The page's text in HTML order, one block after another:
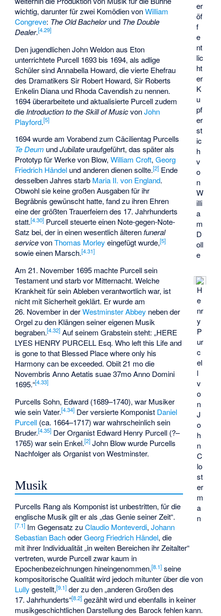
er
öf
f
e
nt
lic
ht
er
K
u
pf
er
st
ic
h
v
o
n
W
illi
a
m
D
oll
e
wichtig, darunter für zwei Komödien vonWilliam
Congreve: The Old Bachelorund The Double
Dealer.[4.29]
Den jugendlichenJohn Weldonaus Eton
unterrichtete Purcell 1693 bis 1694, als adlige
Schüler sind Annabella Howard, die vierte Ehefrau
des Dramatikers Sir Robert Howard, Sir Roberts
Enkelin Diana und Rhoda Cavendish zu nennen.
1694 überarbeitete und aktualisierte Purcell zudem
die Introduction to the Skill of MusicvonJohn
Playford.[5]
H
e
nr
y
P
ur
c
el
l
v
o
n
J
o
h
n
C
lo
st
er
m
a
n
1694 wurde am Vorabend zum Cäcilientag Purcells
Te Deum undJubilate uraufgeführt, das später als
Prototyp für Werke von Blow,William Croft,Georg
Friedrich Händel und anderen dienen sollte.[2] Ende
desselben Jahres starb Maria II. von England.
Obwohl sie keine großen Ausgaben für ihr
Begräbnis gewünscht hatte, fand zu ihren Ehren
eine der größten Trauerfeiern des 17. Jahrhunderts
statt.[4.30] Purcell steuerte einen Note-gegen-Note-
Satz bei, der in einen wesentlich älterenfuneral
servicevonThomas Morley eingefügt wurde,[5]
sowie einen Marsch.[4.31]
Am 21. November 1695 machte Purcell sein
Testament und starb vor Mitternacht. Welche
Krankheit für sein Ableben verantwortlich war, ist
nicht mit Sicherheit geklärt. Er wurde am
26. November in derWestminster Abbey neben der
Orgel zu den Klängen seiner eigenen Musik
begraben.[4.32] Auf seinem Grabstein steht: „HERE
LYES HENRY PURCELL Esq. Who left this Life and
is gone to that Blessed Place where only his
Harmony can be exceeded. Obiit 21 mo die
Novembris Anno Aetatis suae 37mo Anno Domini
1695.“[4.33]
Purcells Sohn, Edward (1689–1740), war Musiker
wie sein Vater.[4.34] Der versierte Komponist Daniel
Purcell (ca. 1664–1717) war wahrscheinlich sein
Bruder.[4.35] Der Organist Edward Henry Purcell (?–
1765) war sein Enkel.[2] John Blow wurde Purcells
Nachfolger als Organist von Westminster.
Musik
Purcells Rang als Komponist ist unbestritten, für die
englische Musik gilt er als „das Genie seiner Zeit“.
[7.1] Im Gegensatz zuClaudio Monteverdi,Johann
Sebastian BachoderGeorg Friedrich Händel, die
mit ihrer Individualität „in weiten Bereichen ihr Zeitalter“
vertreten, wurde Purcell zwar kaum in
Epochenbezeichnungen hineingenommen,[8.1] seine
kompositorische Qualität wird jedoch mitunter über die von
Lully gestellt,[9.1] der zu den „anderen Großen des
17. Jahrhunderts“[8.2] gezählt wird und ebenfalls in keiner
musikgeschichtlichen Darstellung des Barock fehlen kann.